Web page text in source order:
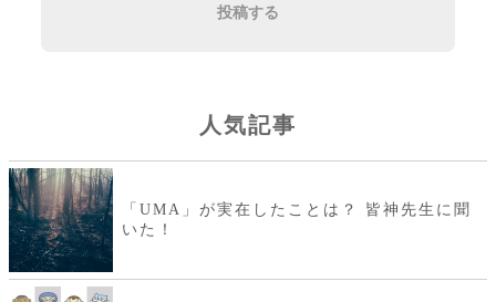
投稿する
人気記事
「UMA」が実在したことは？ 皆神先生に聞
いた！